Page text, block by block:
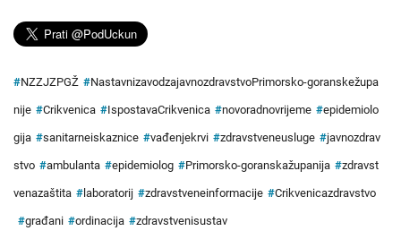
#NZZJZPGŽ #NastavnizavodzajavnozdravstvoPrimorsko-goranskežupa
nije #Crikvenica #IspostavaCrikvenica #novoradnovrijeme #epidemiolo
gija #sanitarneiskaznice #vađenjekrvi #zdravstveneusluge #javnozdrav
stvo #ambulanta #epidemiolog #Primorsko-goranskažupanija #zdravst
venazaštita # laboratorij #zdravstveneinformacije #Crikvenicazdravstvo
#građani #ordinacija #zdravstvenisustav